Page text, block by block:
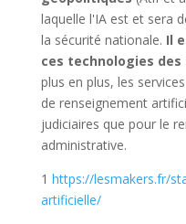
laquelle l'IA est et sera
la sécurité nationale. Il
ces technologies
plus en plus, les
de renseignement
judiciaires que pour le
administrative.
1 https://lesmakers.fr/
artificielle/